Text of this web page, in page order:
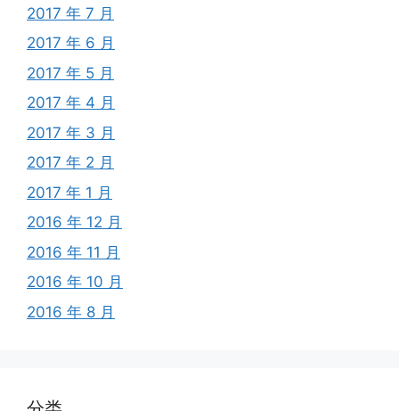
2017 年 7 月
2017 年 6 月
2017 年 5 月
2017 年 4 月
2017 年 3 月
2017 年 2 月
2017 年 1 月
2016 年 12 月
2016 年 11 月
2016 年 10 月
2016 年 8 月